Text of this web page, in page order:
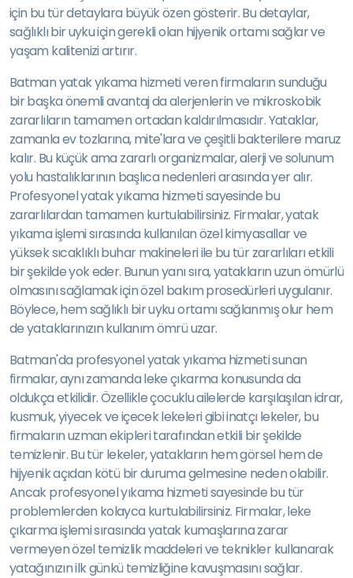
için bu tür detaylara büyük özen gösterir. Bu detaylar,
sağlıklı bir uyku için gerekli olan hijyenik ortamı sağlar ve
yaşam kalitenizi artırır.
Batman yatak yıkama hizmeti veren firmaların sunduğu
bir başka önemli avantaj da alerjenlerin ve mikroskobik
zararlıların tamamen ortadan kaldırılmasıdır. Yataklar,
zamanla ev tozlarına, mite'lara ve çeşitli bakterilere maruz
kalır. Bu küçük ama zararlı organizmalar, alerji ve solunum
yolu hastalıklarının başlıca nedenleri arasında yer alır.
Profesyonel yatak yıkama hizmeti sayesinde bu
zararlılardan tamamen kurtulabilirsiniz. Firmalar, yatak
yıkama işlemi sırasında kullanılan özel kimyasallar ve
yüksek sıcaklıklı buhar makineleri ile bu tür zararlıları etkili
bir şekilde yok eder. Bunun yanı sıra, yatakların uzun ömürlü
olmasını sağlamak için özel bakım prosedürleri uygulanır.
Böylece, hem sağlıklı bir uyku ortamı sağlanmış olur hem
de yataklarınızın kullanım ömrü uzar.
Batman'da profesyonel yatak yıkama hizmeti sunan
firmalar, aynı zamanda leke çıkarma konusunda da
oldukça etkilidir. Özellikle çocuklu ailelerde karşılaşılan idrar,
kusmuk, yiyecek ve içecek lekeleri gibi inatçı lekeler, bu
firmaların uzman ekipleri tarafından etkili bir şekilde
temizlenir. Bu tür lekeler, yatakların hem görsel hem de
hijyenik açıdan kötü bir duruma gelmesine neden olabilir.
Ancak profesyonel yıkama hizmeti sayesinde bu tür
problemlerden kolayca kurtulabilirsiniz. Firmalar, leke
çıkarma işlemi sırasında yatak kumaşlarına zarar
vermeyen özel temizlik maddeleri ve teknikler kullanarak
yatağınızın ilk günkü temizliğine kavuşmasını sağlar.